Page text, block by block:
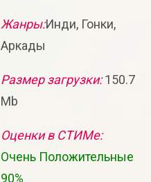
Жанры:Инди, Гонки,
Аркады
Размер загрузки:150.7
Mb
Оценки в СТИМе:
Очень Положительные
90%